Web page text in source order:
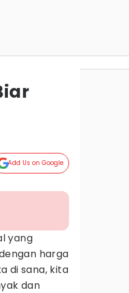
Add Us on Google
yang
harga
di sana, kita
dan